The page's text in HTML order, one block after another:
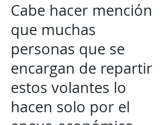
Cabe hacer mención
que muchas
personas que se
encargan de repartir
estos volantes lo
hacen solo por el